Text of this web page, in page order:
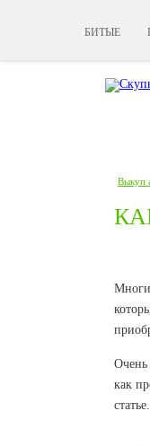
БИТЫЕ
Выкуп
Очень
как
статье.